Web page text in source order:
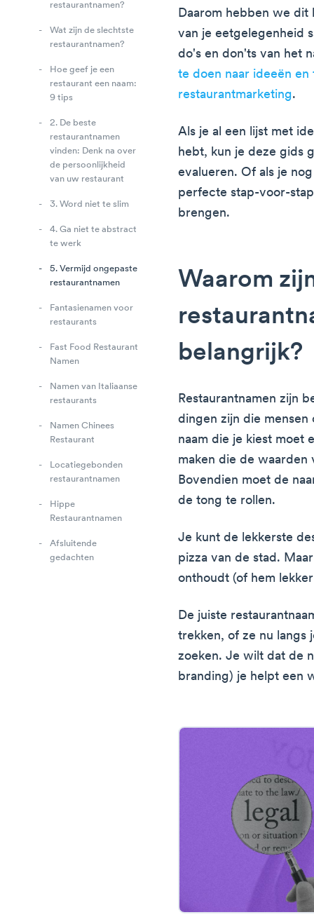
restaurantnamen?
Wat zijn de slechtste
restaurantnamen?
Hoe geef je een
restaurant een naam:
9 tips
2. De beste
restaurantnamen
vinden: Denk na over
de persoonlijkheid
van uw restaurant
3. Word niet te slim
4. Ga niet te abstract
te werk
5. Vermijd ongepaste
restaurantnamen
Fantasienamen voor
restaurants
Fast Food Restaurant
Namen
Namen van Italiaanse
restaurants
Namen Chinees
Restaurant
Locatiegebonden
restaurantnamen
Hippe
Restaurantnamen
Afsluitende
gedachten
Daarom hebben we dit
van je eetgelegenheid
do's en don'ts van het
te doen naar ideeën
restaurantmarketing.
Als je al een lijst met
hebt, kun je deze gids
evalueren. Of als je
perfecte stap-voor-
brengen.
Waarom
belangrijk?
Restaurantnamen zijn
dingen zijn die
naam die je kiest moet
maken die de
Bovendien moet de
de tong te rollen.
Je kunt de lekkerste
pizza van de stad.
onthoudt (of hem
De juiste
trekken, of ze nu langs
zoeken. Je wilt dat de
branding) je helpt een